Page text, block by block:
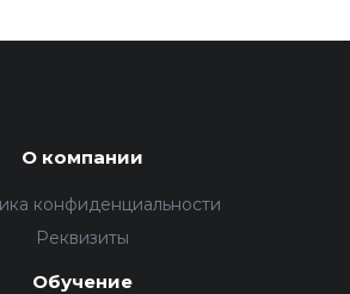
О компании
конфиденциальности
Реквизиты
Обучение